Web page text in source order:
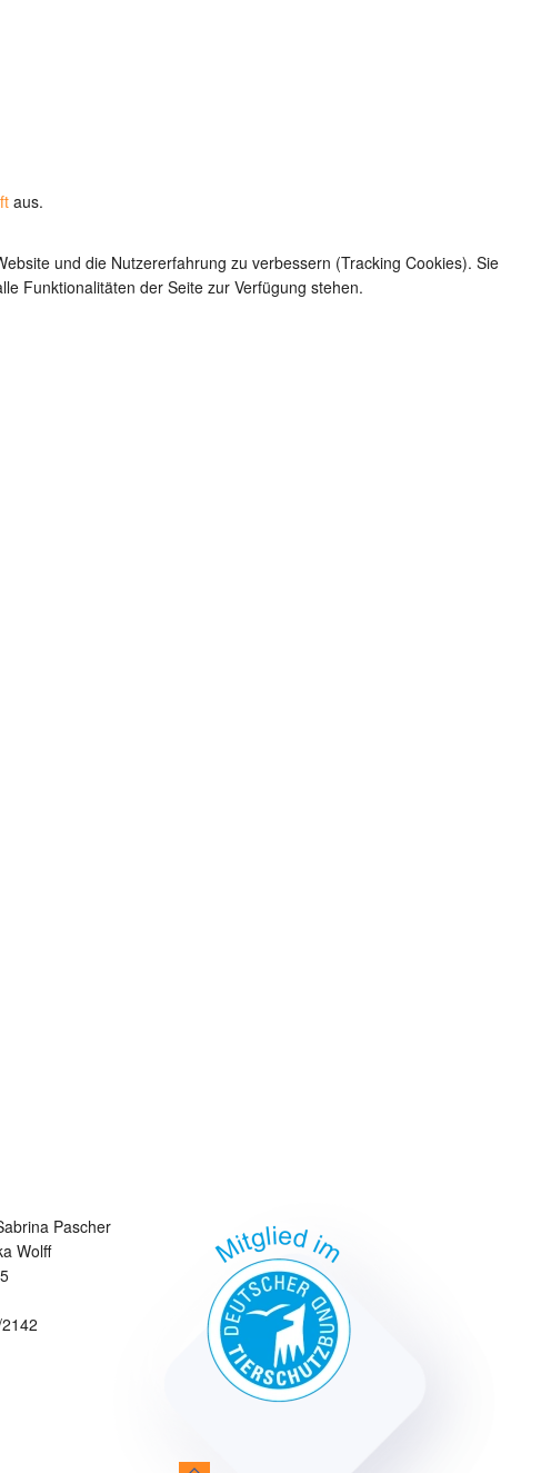
aus.
Pascher
Wolff
und die Nutzererfahrung zu verbessern (Tracking Cookies). Sie
Funktionalitäten der Seite zur Verfügung stehen.